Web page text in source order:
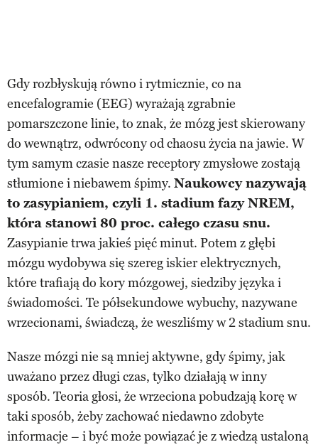
Gdy rozbłyskują równo i rytmicznie, co na
encefalogramie (EEG) wyrażają zgrabnie
pomarszczone linie, to znak, że mózg jest skierowany
do wewnątrz, odwrócony od chaosu życia na jawie. W
tym samym czasie nasze receptory zmysłowe zostają
stłumione i niebawem śpimy. Naukowcy nazywają
to zasypianiem, czyli 1. stadium fazy NREM,
która stanowi 80 proc. całego czasu snu.
Zasypianie trwa jakieś pięć minut. Potem z głębi
mózgu wydobywa się szereg iskier elektrycznych,
które trafiają do kory mózgowej, siedziby języka i
świadomości. Te półsekundowe wybuchy, nazywane
wrzecionami, świadczą, że weszliśmy w 2 stadium snu.
Nasze mózgi nie są mniej aktywne, gdy śpimy, jak
uważano przez długi czas, tylko działają w inny
sposób. Teoria głosi, że wrzeciona pobudzają korę w
taki sposób, żeby zachować niedawno zdobyte
informacje – i być może powiązać je z wiedzą ustaloną